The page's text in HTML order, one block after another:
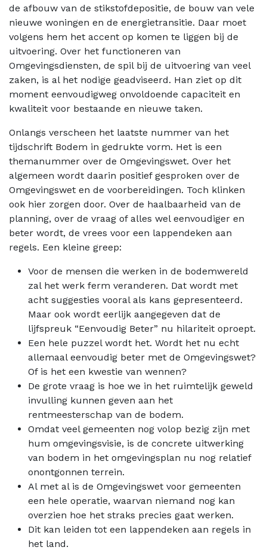
de afbouw van de stikstofdepositie, de bouw van vele
nieuwe woningen en de energietransitie. Daar moet
volgens hem het accent op komen te liggen bij de
uitvoering. Over het functioneren van
Omgevingsdiensten, de spil bij de uitvoering van veel
zaken, is al het nodige geadviseerd. Han ziet op dit
moment eenvoudigweg onvoldoende capaciteit en
kwaliteit voor bestaande en nieuwe taken.
Onlangs verscheen het laatste nummer van het
tijdschrift Bodem in gedrukte vorm. Het is een
themanummer over de Omgevingswet. Over het
algemeen wordt daarin positief gesproken over de
Omgevingswet en de voorbereidingen. Toch klinken
ook hier zorgen door. Over de haalbaarheid van de
planning, over de vraag of alles wel eenvoudiger en
beter wordt, de vrees voor een lappendeken aan
regels. Een kleine greep:
Voor de mensen die werken in de bodemwereld
zal het werk ferm veranderen. Dat wordt met
acht suggesties vooral als kans gepresenteerd.
Maar ook wordt eerlijk aangegeven dat de
lijfspreuk “Eenvoudig Beter” nu hilariteit oproept.
Een hele puzzel wordt het. Wordt het nu echt
allemaal eenvoudig beter met de Omgevingswet?
Of is het een kwestie van wennen?
De grote vraag is hoe we in het ruimtelijk geweld
invulling kunnen geven aan het
rentmeesterschap van de bodem.
Omdat veel gemeenten nog volop bezig zijn met
hum omgevingsvisie, is de concrete uitwerking
van bodem in het omgevingsplan nu nog relatief
onontgonnen terrein.
Al met al is de Omgevingswet voor gemeenten
een hele operatie, waarvan niemand nog kan
overzien hoe het straks precies gaat werken.
Dit kan leiden tot een lappendeken aan regels in
het land.